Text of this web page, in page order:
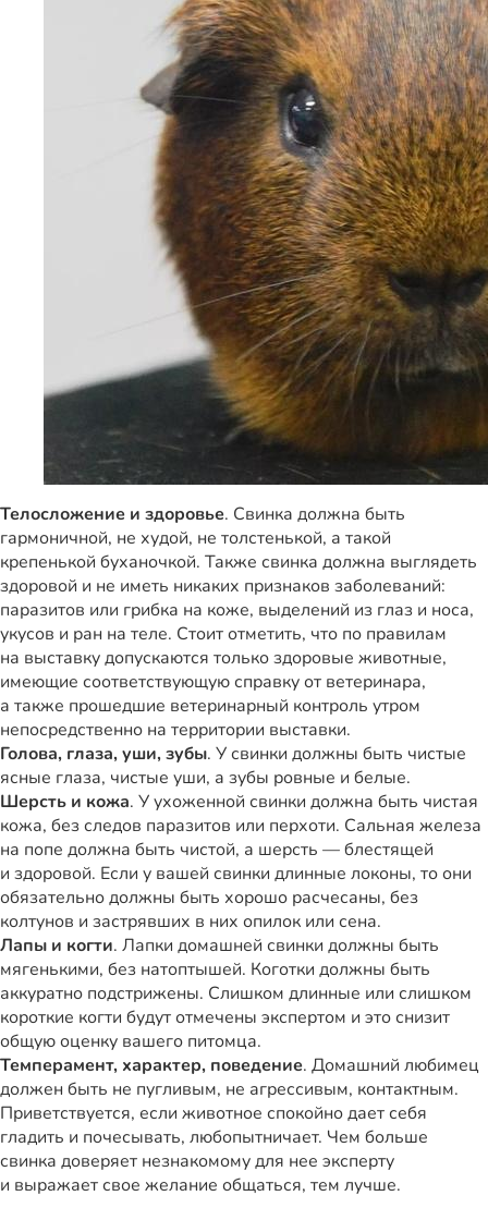
Телосложение и здоровье. Свинка должна быть
гармоничной, не худой, не толстенькой, а такой
крепенькой буханочкой. Также свинка должна выглядеть
здоровой и не иметь никаких признаков заболеваний:
паразитов или грибка на коже, выделений из глаз и носа,
укусов и ран на теле. Стоит отметить, что по правилам
на выставку допускаются только здоровые животные,
имеющие соответствующую справку от ветеринара,
а также прошедшие ветеринарный контроль утром
непосредственно на территории выставки.
Голова, глаза, уши, зубы. У свинки должны быть чистые
ясные глаза, чистые уши, а зубы ровные и белые.
Шерсть и кожа. У ухоженной свинки должна быть чистая
кожа, без следов паразитов или перхоти. Сальная железа
на попе должна быть чистой, а шерсть — блестящей
и здоровой. Если у вашей свинки длинные локоны, то они
обязательно должны быть хорошо расчесаны, без
колтунов и застрявших в них опилок или сена.
Лапы и когти. Лапки домашней свинки должны быть
мягенькими, без натоптышей. Коготки должны быть
аккуратно подстрижены. Слишком длинные или слишком
короткие когти будут отмечены экспертом и это снизит
общую оценку вашего питомца.
Темперамент, характер, поведение. Домашний любимец
должен быть не пугливым, не агрессивым, контактным.
Приветствуется, если животное спокойно дает себя
гладить и почесывать, любопытничает. Чем больше
свинка доверяет незнакомому для нее эксперту
и выражает свое желание общаться, тем лучше.